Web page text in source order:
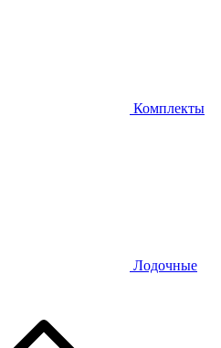
Комплекты
Лодочные